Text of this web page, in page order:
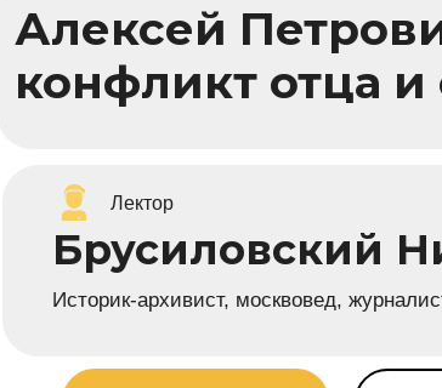
Брусиловский
Алексей
конфликт отца и
Лектор
Историк-архивист, москвовед,